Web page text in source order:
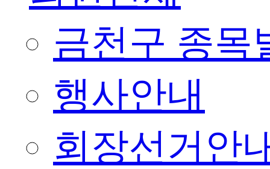
금천구 종목
행사안내
회장선거안